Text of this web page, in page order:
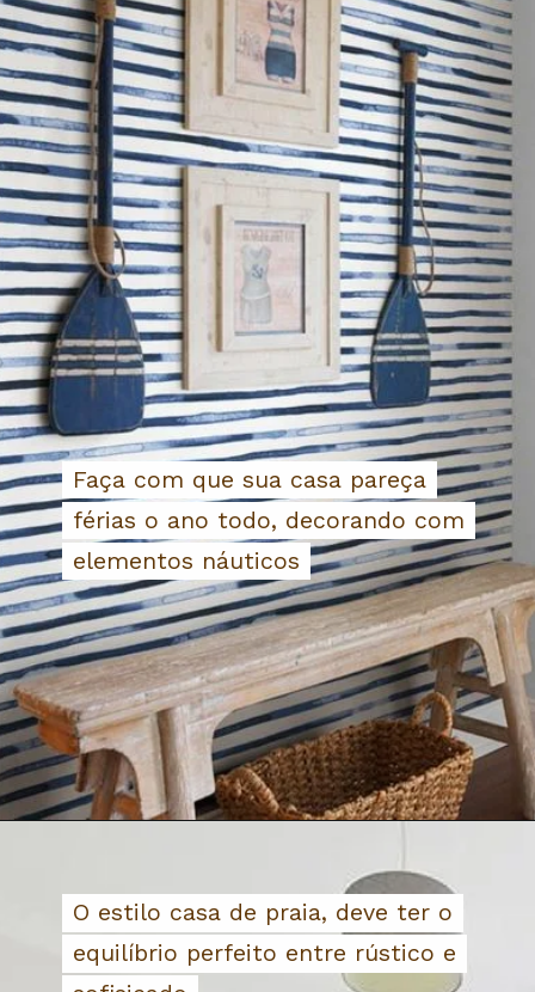
Faça com que sua casa pareça
férias o ano todo, decorando com
elementos náuticos
Faça com que sua casa pareça
férias o ano todo, decorando com
elementos náuticos
O estilo casa de praia, deve ter o
equilíbrio perfeito entre rústico e
O estilo casa de praia, deve ter o
equilíbrio perfeito entre rústico e